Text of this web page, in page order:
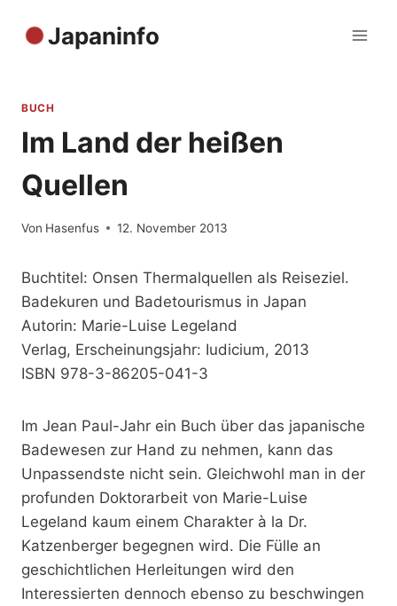
Inhalt
Japaninfo
BUCH
Im Land der heißen
Quellen
Von Hasenfus 12. November 2013
Buchtitel: Onsen Thermalquellen als Reiseziel.
Badekuren und Badetourismus in Japan
Autorin: Marie-Luise Legeland
Verlag, Erscheinungsjahr: Iudicium, 2013
ISBN 978-3-86205-041-3
Im Jean Paul-Jahr ein Buch über das japanische
Badewesen zur Hand zu nehmen, kann das
Unpassendste nicht sein. Gleichwohl man in der
profunden Doktorarbeit von Marie-Luise
Legeland kaum einem Charakter à la Dr.
Katzenberger begegnen wird. Die Fülle an
geschichtlichen Herleitungen wird den
Interessierten dennoch ebenso zu beschwingen